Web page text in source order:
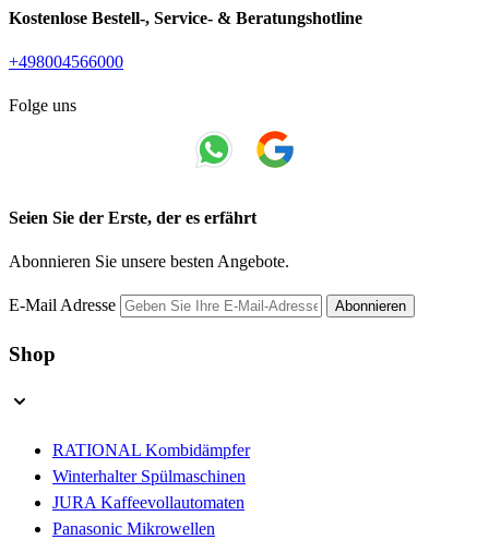
Kostenlose Bestell-, Service- & Beratungshotline
+498004566000
Folge uns
Seien Sie der Erste, der es erfährt
Abonnieren Sie unsere besten Angebote.
E-Mail Adresse Abonnieren
Shop
RATIONAL Kombidämpfer
Winterhalter Spülmaschinen
JURA Kaffeevollautomaten
Panasonic Mikrowellen